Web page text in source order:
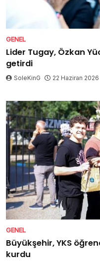
GENEL
Lider Tugay, Özkan
getirdi
SoleKinG 22 Haziran 2026
GENEL
Büyükşehir, YKS
kurdu